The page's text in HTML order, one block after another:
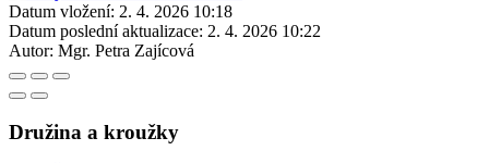
Datum vložení: 2. 4. 2026 10:18
Datum poslední aktualizace: 2. 4. 2026 10:22
Autor: Mgr. Petra Zajícová
Družina a kroužky